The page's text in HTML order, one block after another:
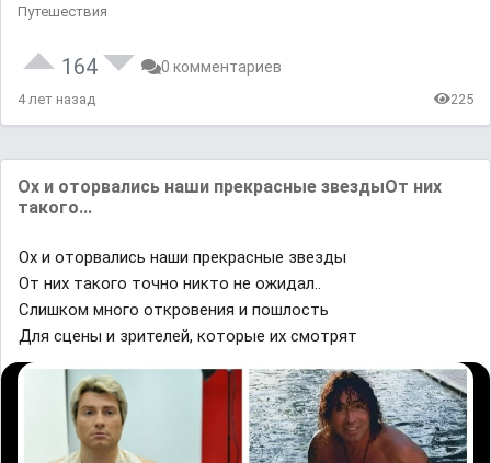
Путешествия
164 0 комментариев
4 лет назад 225
Ох и оторвались наши прекрасные звездыОт них
такого...
Ох и оторвались наши прекрасные звезды
От них такого точно никто не ожидал..
Слишком много откровения и пошлость
Для сцены и зрителей, которые их смотрят